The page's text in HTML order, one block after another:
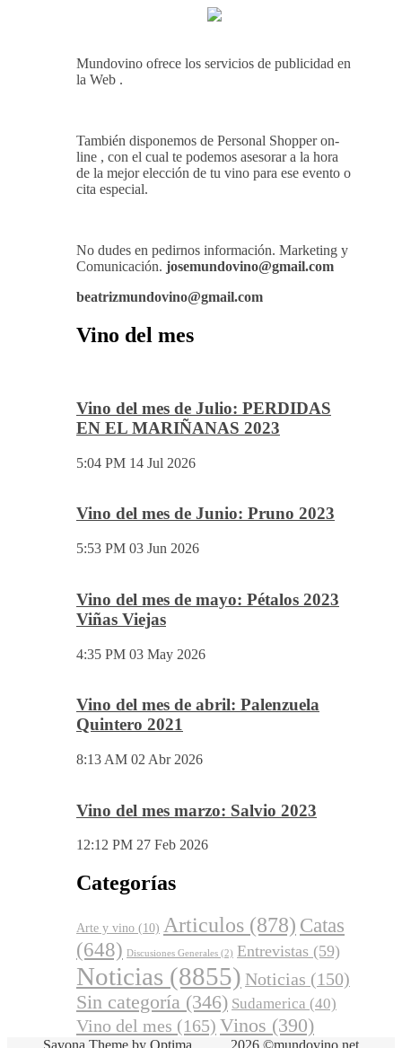
EXPERIENCIA SENSORIAL ÚNICA
Contrate Publicidad
Mundovino ofrece los servicios de publicidad en
la Web .
También disponemos de Personal Shopper on-
line , con el cual te podemos asesorar a la hora
cita especial.
beatrizmundovino@gmail.com
Vino del mes de Julio: PERDIDAS
Vino del mes de Junio: Pruno 2023
5:53 PM 03 Jun 2026
Vino del mes de mayo: Pétalos 2023
Viñas Viejas
4:35 PM 03 May 2026
Vino del mes de abril: Palenzuela
Quintero 2021
Vino del mes marzo: Salvio 2023
12:12 PM 27 Feb 2026
Categorías
Arte y vino(10) Articulos(878)Catas